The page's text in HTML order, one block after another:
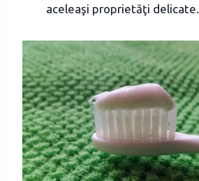
aceleaşi proprietăţi delicate.